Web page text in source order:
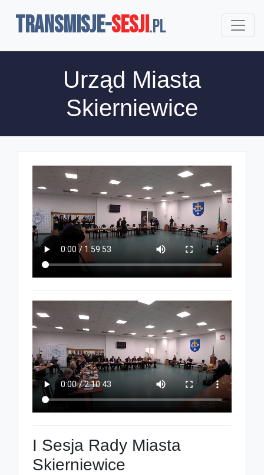
TRANSMISJE-SESJI.pl
Urząd Miasta
Skierniewice
I Sesja Rady Miasta
Skierniewice